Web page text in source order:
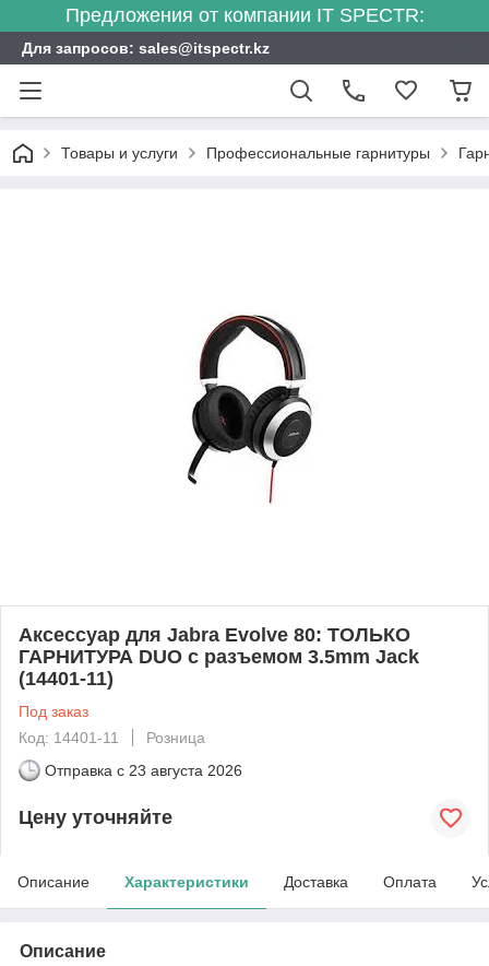
Предложения от компании IT SPECTR:
Для запросов: sales@itspectr.kz
Товары и услуги Профессиональные гарнитуры
Аксессуар для Jabra Evolve 80: ТОЛЬКО
ГАРНИТУРА DUO с разъемом 3.5mm Jack
(14401-11)
Под заказ
Код: 14401-11
Розница
Отправка с 23 августа 2026
Цену уточняйте
Описание Характеристики Доставка Оплата
Описание